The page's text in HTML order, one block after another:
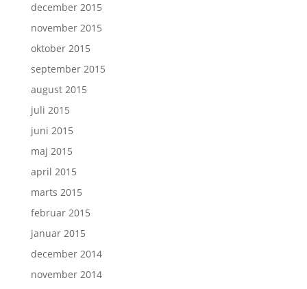
december 2015
november 2015
oktober 2015
september 2015
august 2015
juli 2015
juni 2015
maj 2015
april 2015
marts 2015
februar 2015
januar 2015
december 2014
november 2014